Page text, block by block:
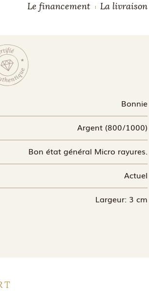
Le financement
La livraison
Bonnie
Argent (800/1000)
Bon état général Micro rayures.
Actuel
Largeur: 3 cm